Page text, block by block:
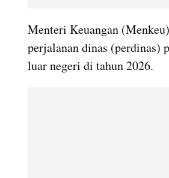
Menteri Keuangan
perjalanan dinas (perdinas)
luar negeri di tahun 2026.